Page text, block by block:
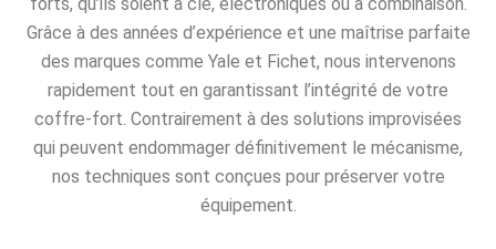
Grâce à des années d’expérience et une maîtrise parfaite
des marques comme Yale et Fichet, nous intervenons
rapidement tout en garantissant l’intégrité de votre
coffre-fort. Contrairement à des solutions improvisées
qui peuvent endommager définitivement le mécanisme,
nos techniques sont conçues pour préserver votre
équipement.